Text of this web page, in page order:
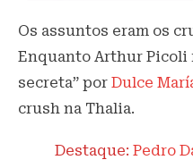
Os assuntos eram os
Enquanto Arthur Picoli
secreta” por Dulce
crush na Thalia.
Destaque: Pedro